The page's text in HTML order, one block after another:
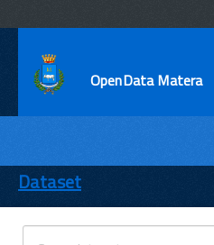
OpenData Matera
ENTI
TEMI
INFORMAZIONI
Dataset